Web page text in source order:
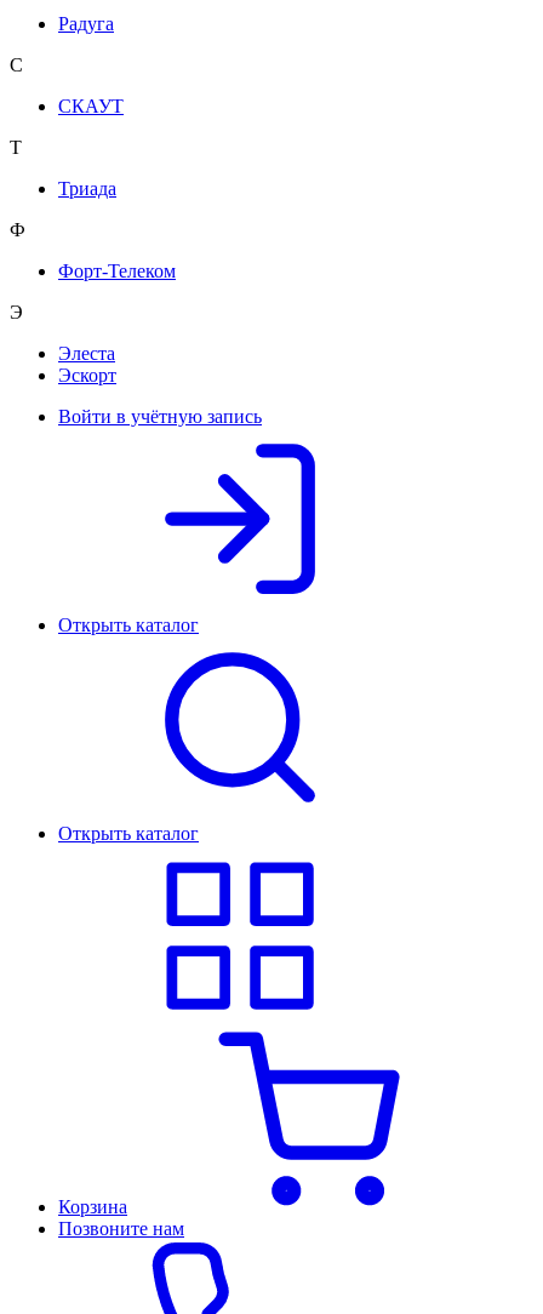
Радуга
С
СКАУТ
Т
Триада
Ф
Форт-Телеком
Э
Элеста
Эскорт
Войти в учётную запись
Открыть каталог
Открыть каталог
Корзина
Позвоните нам